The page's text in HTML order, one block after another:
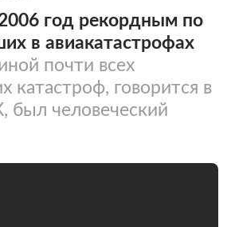
год рекордным по
в авиакатастрофах
почти всех
катастроф, говорится в
был человеческий